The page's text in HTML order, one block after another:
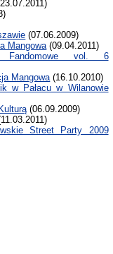
(07.06.2009)
Mangowa(09.04.2011)
Fandomowe vol. 6
Mangowa(16.10.2010)
w Pałacu w Wilanowie
(06.09.2009)
Street Party 2009